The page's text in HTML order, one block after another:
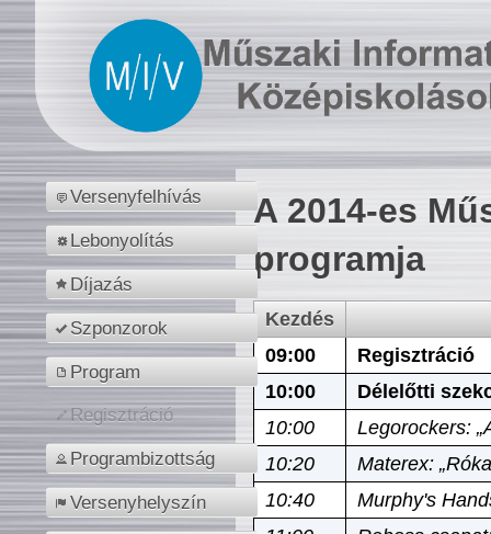
Versenyfelhívás
Lebonyolítás
Díjazás
Szponzorok
Program
Regisztráció
Programbizottság
Versenyhelyszín
A 2014-es
programja
Kezdés
09:00
Regisztráció
10:00
Délelőtti
10:00
Legorockers:
10:20
Materex:
10:40
Murphy's